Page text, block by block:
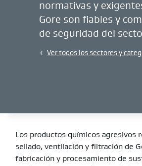
normativas y
Gore son fiables y
de seguridad del
Ver todos los sectores y
Los productos químicos agresivos
sellado, ventilación y filtración de
fabricación y procesamiento de